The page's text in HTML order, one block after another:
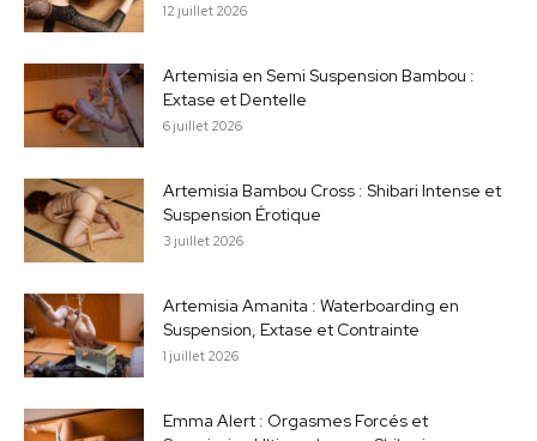
12 juillet 2026
Artemisia en Semi Suspension Bambou :
Extase et Dentelle
6 juillet 2026
Artemisia Bambou Cross : Shibari Intense et
Suspension Érotique
3 juillet 2026
Artemisia Amanita : Waterboarding en
Suspension, Extase et Contrainte
1 juillet 2026
Emma Alert : Orgasmes Forcés et